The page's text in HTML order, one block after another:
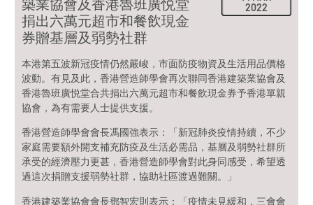
2022
築業協會及香港魯班廣悦堂
捐出六萬元超市和餐飲現金
券贈基層及弱勢社群
本港第五波新冠疫情仍然嚴峻，市面防疫物資及生活用品價格
波動。有見及此，香港營造師學會再次聯同香港建築業協會及
香港魯班廣悦堂合共捐出六萬元超市和餐飲現金券予香港單親
協會，為有需要人士提供支援。
香港營造師學會會長馮國強表示：「新冠肺炎疫情持續，不少
家庭需要額外開支補充防疫及生活必需品，基層及弱勢社群所
承受的經濟壓力更甚，香港營造師學會對此身同感受，希望透
過這次捐贈支援弱勢社群，協助社區渡過難關。」
香港建築業協會會長鄧智宏則表示：「疫情未見緩和，三會會